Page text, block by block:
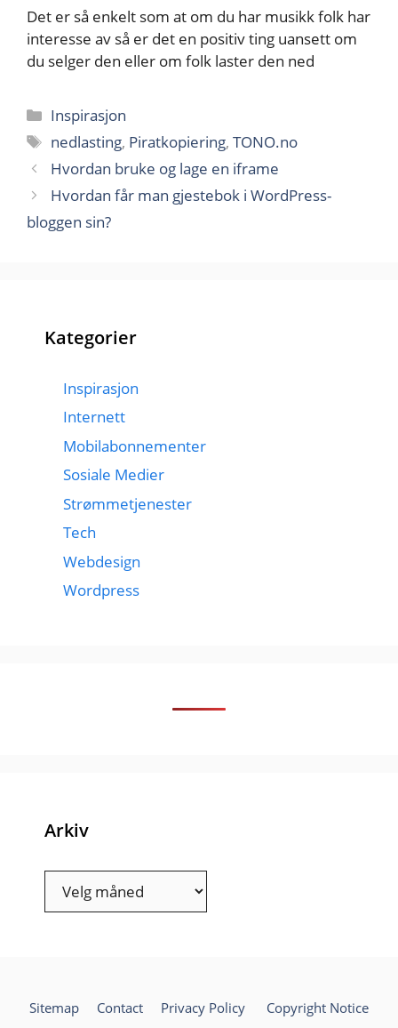
Det er så enkelt som at om du har musikk folk har
interesse av så er det en positiv ting uansett om
du selger den eller om folk laster den ned
Kategorier
Inspirasjon
Stikkord
nedlasting, Piratkopiering,TONO.no
Hvordan bruke og lage en iframe
Hvordan får man gjestebok i WordPress-
bloggen sin?
Kategorier
Inspirasjon
Internett
Mobilabonnementer
Sosiale Medier
Strømmetjenester
Tech
Webdesign
Wordpress
Arkiv
Sitemap Contact Privacy Policy Copyright Notice